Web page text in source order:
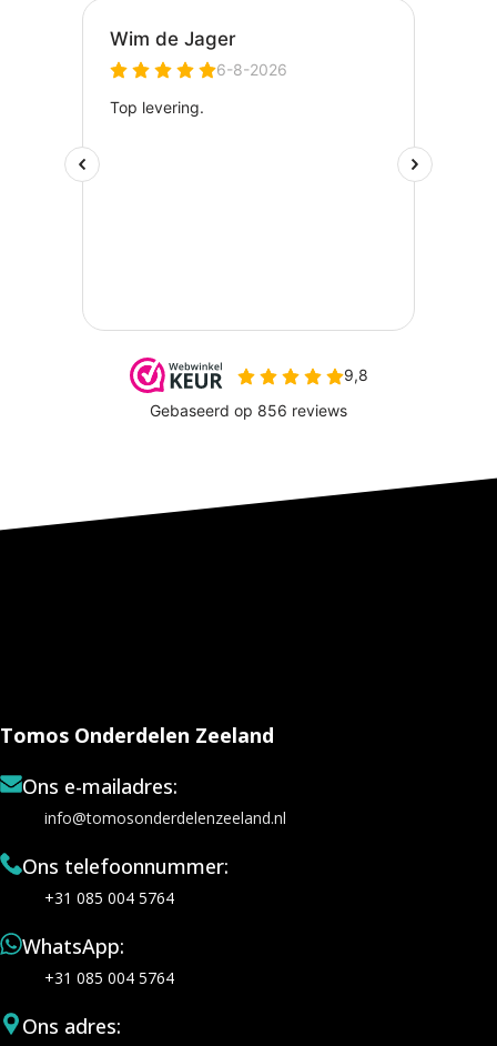
Tomos Onderdelen Zeeland
Ons e-mailadres:
info@tomosonderdelenzeeland.nl
Ons telefoonnummer:
+31 085 004 5764
WhatsApp:
+31 085 004 5764
Ons adres: